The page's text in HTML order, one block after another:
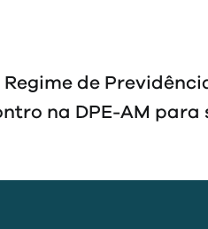
Regime de
na DPE-AM